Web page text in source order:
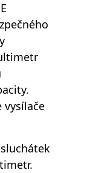
vysílače